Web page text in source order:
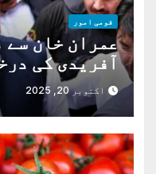
قومی امور
عمران خان سے
آفریدی کی
دوراکتوبر 20, 2025